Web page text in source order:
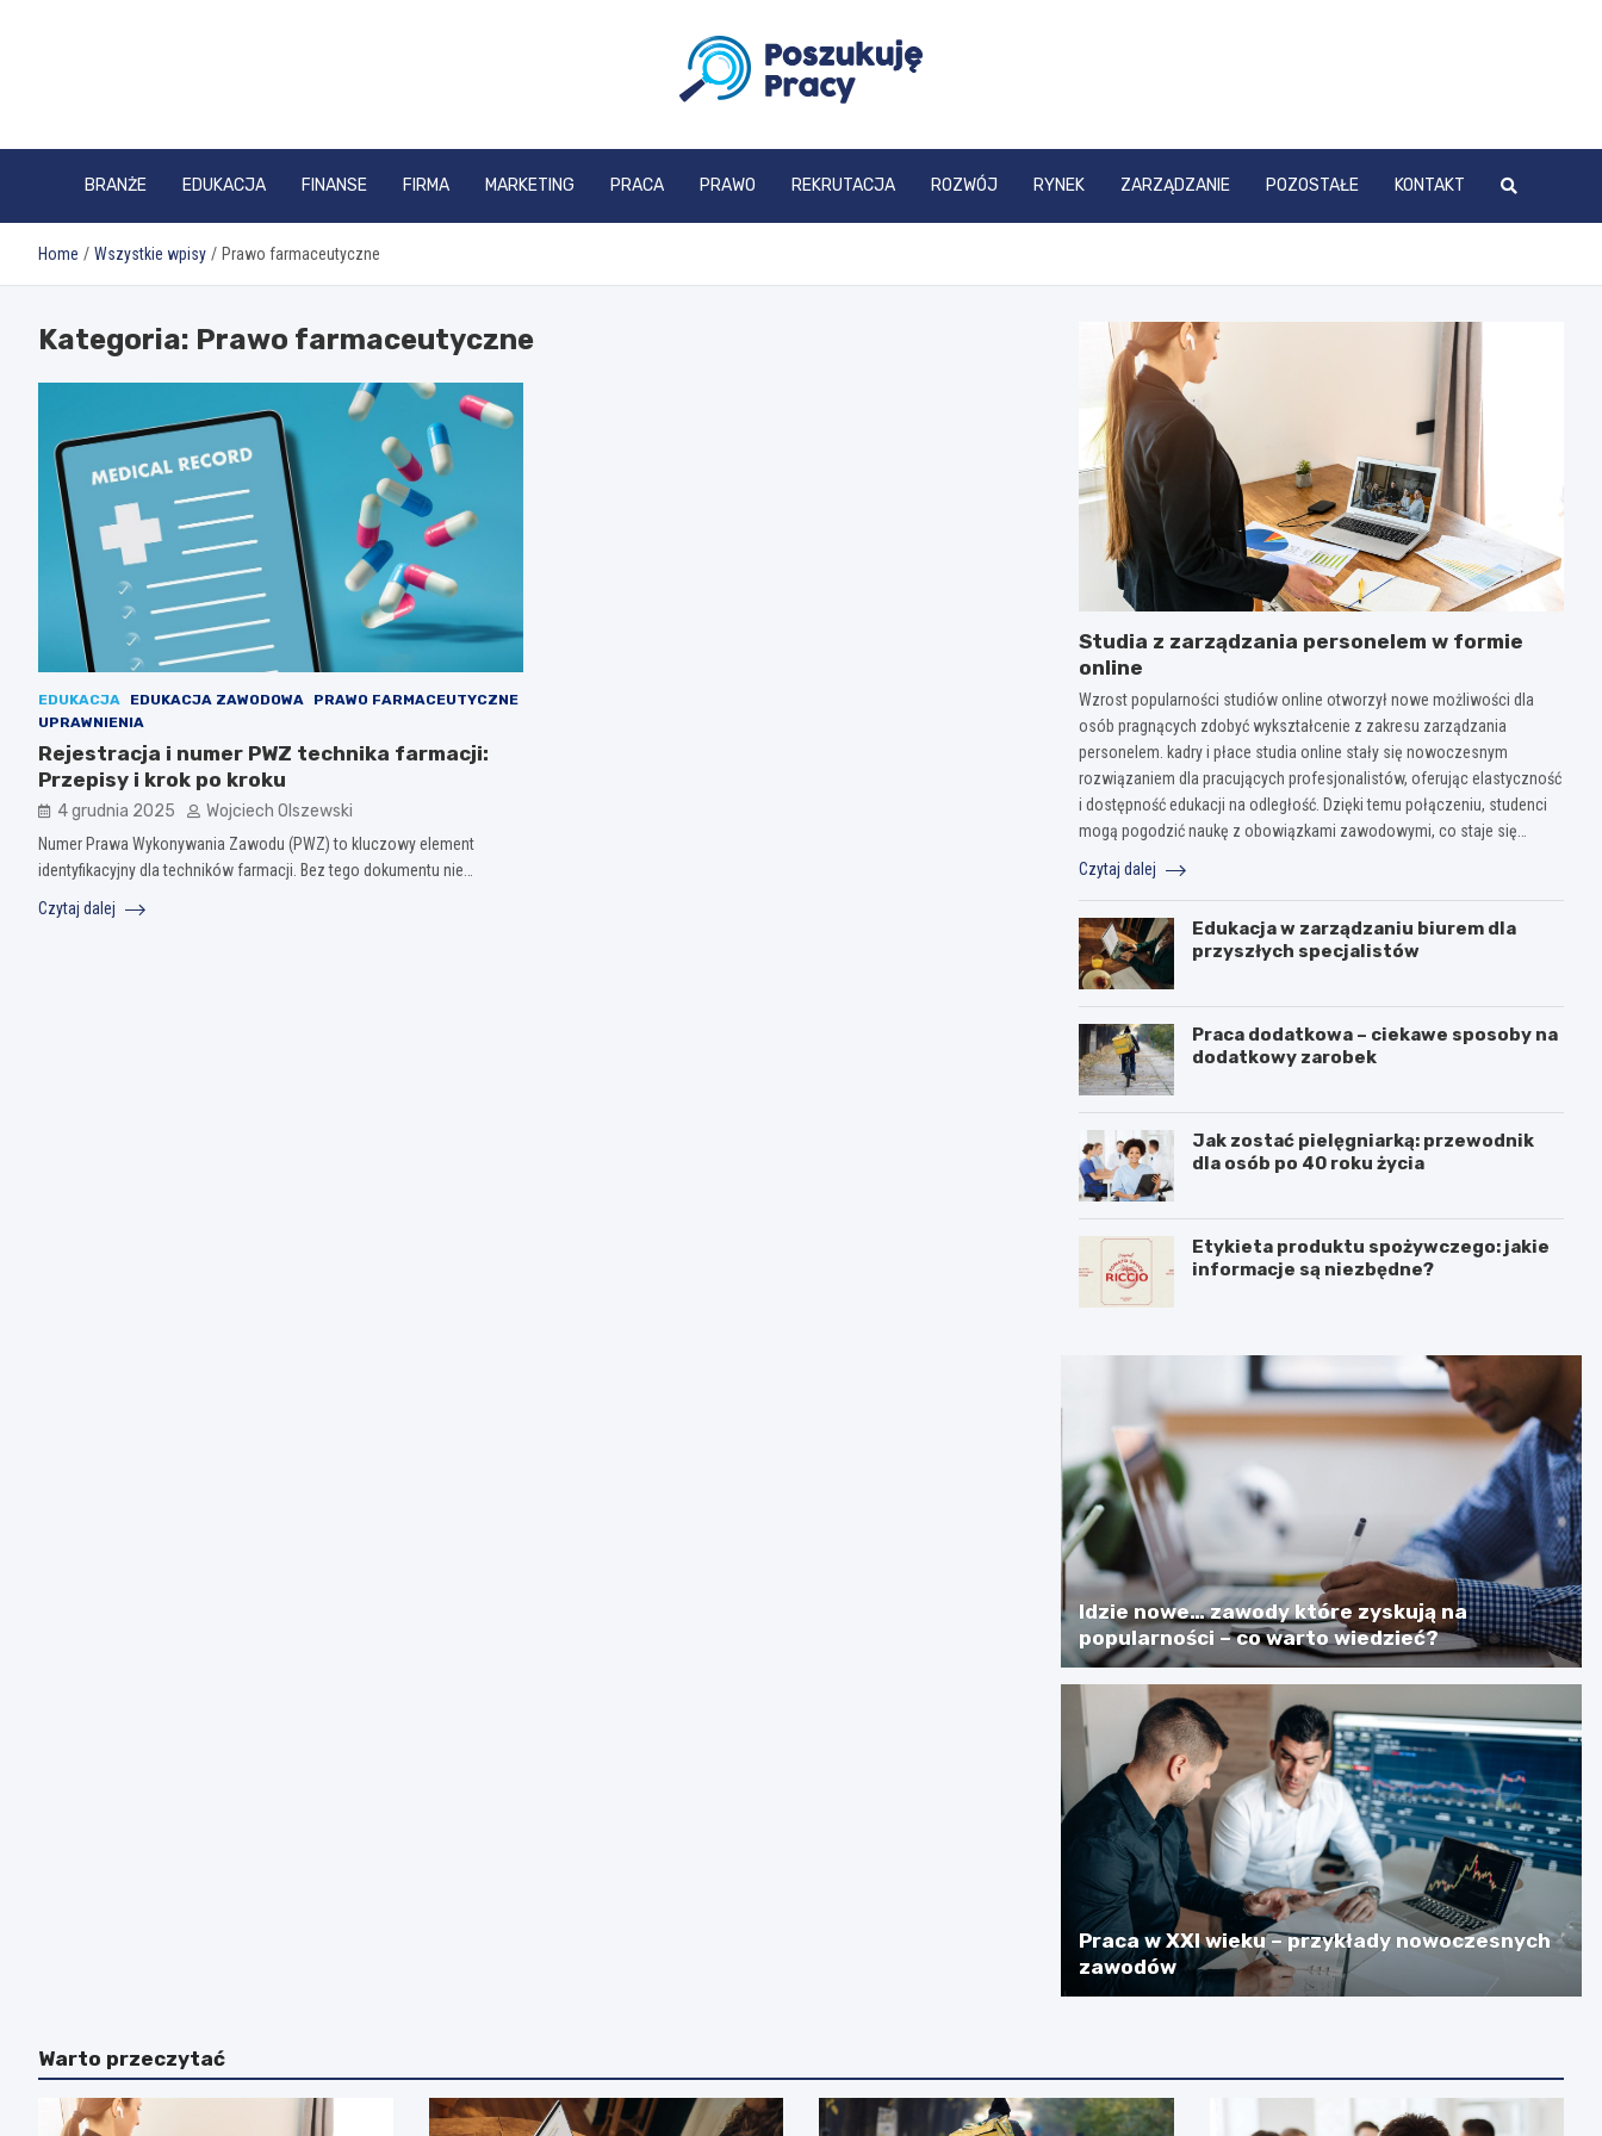
BRANŻE EDUKACJA FINANSE FIRMA MARKETING PRACA PRAWO REKRUTACJA ROZWÓJ RYNEK ZARZĄDZANIE POZOSTAŁE KONTAKT
Home Wszystkie wpisy Prawo farmaceutyczne
Kategoria: Prawo farmaceutyczne
EDUKACJA EDUKACJA ZAWODOWA
PRAWO FARMACEUTYCZNE
UPRAWNIENIA
Rejestracja i numer PWZ technika farmacji:
Przepisy i krok po kroku
4 grudnia 2025 Wojciech Olszewski
Numer Prawa Wykonywania Zawodu (PWZ) to kluczowy element
identyfikacyjny dla techników farmacji. Bez tego dokumentu nie…
Czytaj dalej
Studia z zarządzania personelem w formie
online
Wzrost popularności studiów online otworzył nowe możliwości dla
osób pragnących zdobyć wykształcenie z zakresu zarządzania
personelem. kadry i płace studia online stały się nowoczesnym
rozwiązaniem dla pracujących profesjonalistów, oferując elastyczność
i dostępność edukacji na odległość. Dzięki temu połączeniu, studenci
mogą pogodzić naukę z obowiązkami zawodowymi, co staje się…
Czytaj dalej
Edukacja w zarządzaniu biurem dla
przyszłych specjalistów
Praca dodatkowa – ciekawe sposoby na
dodatkowy zarobek
Jak zostać pielęgniarką: przewodnik
dla osób po 40 roku życia
Etykieta produktu spożywczego: jakie
informacje są niezbędne?
Idzie nowe… zawody które zyskują na
popularności – co warto wiedzieć?
Praca w XXI wieku – przykłady nowoczesnych
zawodów
Warto przeczytać